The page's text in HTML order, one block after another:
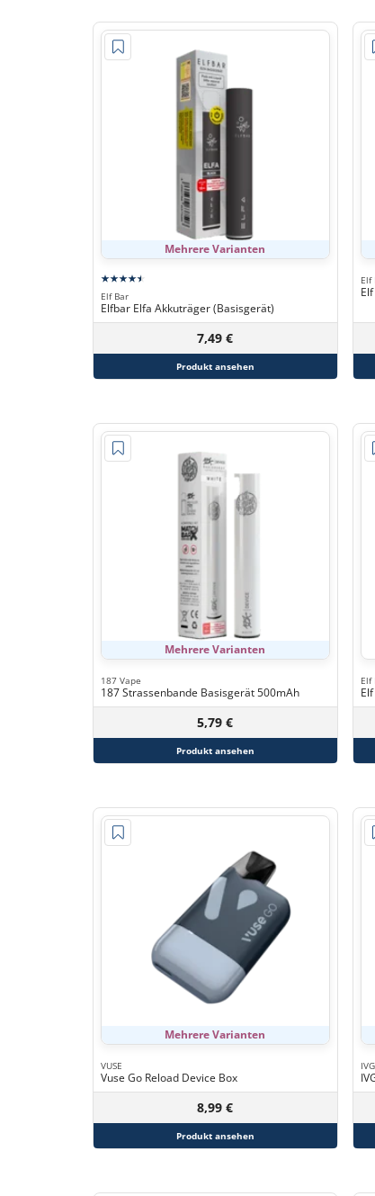
Mehrere Varianten
Elf Bar
Elfbar Elfa Akkuträger (Basisgerät)
7,49 €
Produkt ansehen
Elf
Mehrere Varianten
187 Vape
187 Strassenbande Basisgerät 500mAh
5,79 €
Produkt ansehen
Elf
Mehrere Varianten
VUSE
Vuse Go Reload Device Box
8,99 €
Produkt ansehen
IVG